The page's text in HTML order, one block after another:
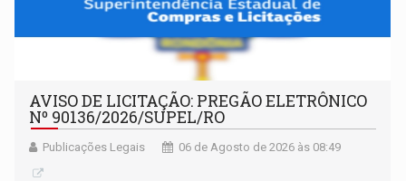
AVISO DE LICITAÇÃO: PREGÃO ELETRÔNICO
Nº 90136/2026/SUPEL/RO
Publicações Legais 06 de Agosto de 2026 às 08:49